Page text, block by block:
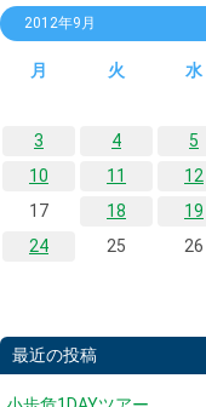
2012年9月
月 火 水
3
4 5
10
11 12
17
18 19
24
25 26
最近の投稿